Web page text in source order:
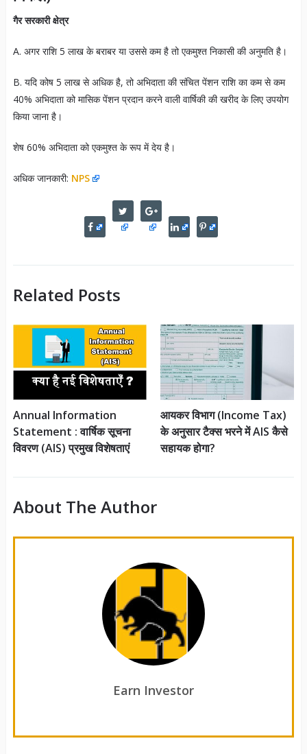
गैर सरकारी क्षेत्र
A. अगर राशि 5 लाख के बराबर या उससे कम है तो एकमुश्त निकासी की अनुमति है।
B. यदि कोष 5 लाख से अधिक है, तो अभिदाता की संचित पेंशन राशि का कम से कम
40% अभिदाता को मासिक पेंशन प्रदान करने वाली वार्षिकी की खरीद के लिए उपयोग
किया जाना है।
शेष 60% अभिदाता को एकमुश्त के रूप में देय है।
अधिक जानकारी: NPS
Related Posts
Annual Information
Statement : वार्षिक सूचना
विवरण (AIS) प्रमुख विशेषताएं
आयकर विभाग (Income Tax)
के अनुसार टैक्स भरने में AIS कैसे
सहायक होगा?
About The Author
Earn Investor